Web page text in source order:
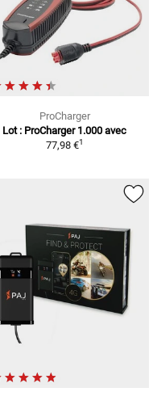
ProCharger
Lot : ProCharger 1.000 avec
77,98 €1